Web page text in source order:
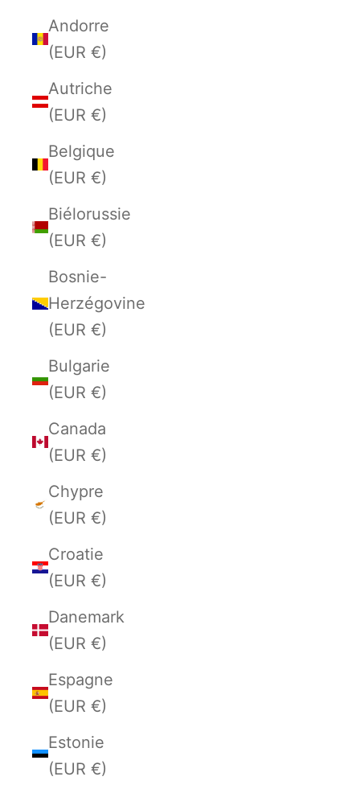
Andorre
(EUR €)
Autriche
(EUR €)
Belgique
(EUR €)
Biélorussie
(EUR €)
Bosnie-
Herzégovine
(EUR €)
Bulgarie
(EUR €)
Canada
(EUR €)
Chypre
(EUR €)
Croatie
(EUR €)
Danemark
(EUR €)
Espagne
(EUR €)
Estonie
(EUR €)